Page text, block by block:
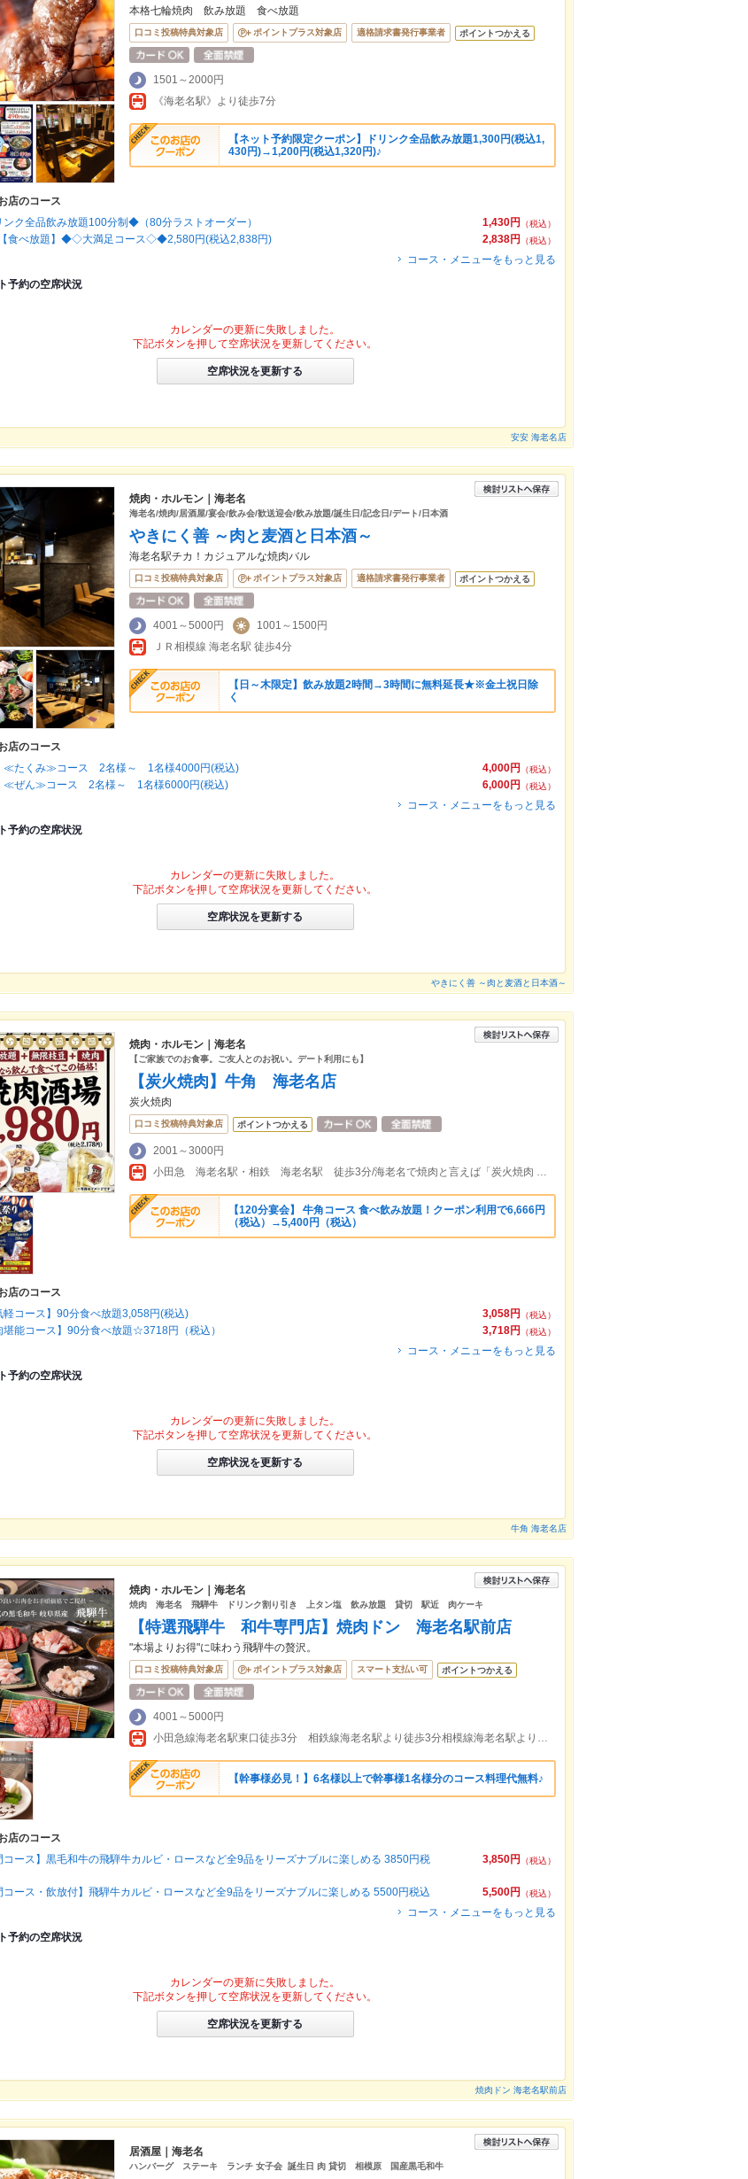
本格七輪焼肉 飲み放題 食べ放題
口コミ投稿特典対象店 ポイントプラス対象店 適格請求書発行事業者 ポイントつかえる
1501～2000円
《海老名駅》より徒歩7分
【ネット予約限定クーポン】ドリンク全品飲み放題1,300円(税込1,
430円)→1,200円(税込1,320円)♪
店のコース
1,430円
（税込）
ク全品飲み放題100分制◆（80分ラストオーダー）
2,838円
（税込）
食べ放題】◆◇大満足コース◇◆2,580円(税込2,838円)
コース・メニューをもっと見る
予約の空席状況
カレンダーの更新に失敗しました。
下記ボタンを押して空席状況を更新してください。
空席状況を更新する
安安 海老名店
焼肉・ホルモン｜海老名
海老名/焼肉/居酒屋/宴会/飲み会/歓送迎会/飲み放題/誕生日/記念日/デート/日本酒
やきにく善 ～肉と麦酒と日本酒～
海老名駅チカ！カジュアルな焼肉バル
口コミ投稿特典対象店 ポイントプラス対象店 適格請求書発行事業者 ポイントつかえる
4001～5000円
1001～1500円
ＪＲ相模線 海老名駅 徒歩4分
【日～木限定】飲み放題2時間→3時間に無料延長★※金土祝日除
く
店のコース
4,000円
（税込）
≪たくみ≫コース 2名様～ 1名様4000円(税込)
6,000円
（税込）
≪ぜん≫コース 2名様～ 1名様6000円(税込)
コース・メニューをもっと見る
予約の空席状況
カレンダーの更新に失敗しました。
下記ボタンを押して空席状況を更新してください。
空席状況を更新する
やきにく善 ～肉と麦酒と日本酒～
焼肉・ホルモン｜海老名
【ご家族でのお食事。ご友人とのお祝い。デート利用にも】
【炭火焼肉】牛角 海老名店
炭火焼肉
口コミ投稿特典対象店 ポイントつかえる
2001～3000円
小田急 海老名駅・相鉄 海老名駅 徒歩3分/海老名で焼肉と言えば「炭火焼肉 牛角」がおすすめ♪
【120分宴会】 牛角コース 食べ飲み放題！クーポン利用で6,666円
（税込）→5,400円（税込）
店のコース
3,058円
（税込）
軽コース】90分食べ放題3,058円(税込)
3,718円
（税込）
堪能コース】90分食べ放題☆3718円（税込）
コース・メニューをもっと見る
予約の空席状況
カレンダーの更新に失敗しました。
下記ボタンを押して空席状況を更新してください。
空席状況を更新する
牛角 海老名店
焼肉・ホルモン｜海老名
焼肉 海老名 飛騨牛 ドリンク割り引き 上タン塩 飲み放題 貸切 駅近 肉ケーキ
【特選飛騨牛 和牛専門店】焼肉ドン 海老名駅前店
"本場よりお得"に味わう飛騨牛の贅沢。
口コミ投稿特典対象店 ポイントプラス対象店 スマート支払い可 ポイントつかえる
4001～5000円
小田急線海老名駅東口徒歩3分 相鉄線海老名駅より徒歩3分相模線海老名駅より徒歩5分 イオン隣ラーメン花月さんの上
【幹事様必見！】6名様以上で幹事様1名様分のコース料理代無料♪
店のコース
3,850円
（税込）
コース】黒毛和牛の飛騨牛カルビ・ロースなど全9品をリーズナブルに楽しめる 3850円税
5,500円
（税込）
コース・飲放付】飛騨牛カルビ・ロースなど全9品をリーズナブルに楽しめる 5500円税込
コース・メニューをもっと見る
予約の空席状況
カレンダーの更新に失敗しました。
下記ボタンを押して空席状況を更新してください。
空席状況を更新する
焼肉ドン 海老名駅前店
居酒屋｜海老名
ハンバーグ ステーキ ランチ 女子会 誕生日 肉 貸切 相模原 国産黒毛和牛